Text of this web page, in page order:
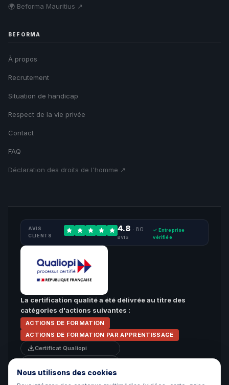
🌍 Beforma Mauritius ↗
BEFORMA
À propos
Recrutement
Situation de handicap
Respect de la vie privée
Contact
FAQ
Déclaration des droits de l'homme ↗
AVIS
CLIENTS
4.8 · 80
avis
✓ Entreprise
vérifiée
La certification qualité a été délivrée au titre des
catégories d'actions suivantes :
ACTIONS DE FORMATION
ACTIONS DE FORMATION PAR APPRENTISSAGE
Certificat Qualiopi
Nous utilisons des cookies